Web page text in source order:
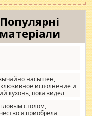
Популярні
матеріали
насыщен,
исполнение и
кухонь, пока видел
и что главное -
удорожающих
столом,
я приобрела